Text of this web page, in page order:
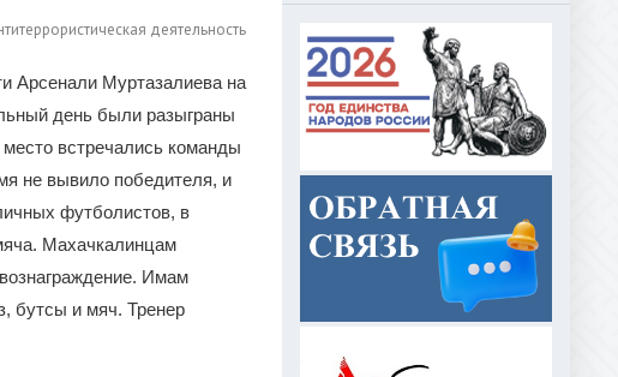
деятельность
Арсенали Муртазалиева на
день были разыграны
встречались команды
не вывило победителя, и
футболистов, в
Махачкалинцам
Имам
бутсы и мяч. Тренер